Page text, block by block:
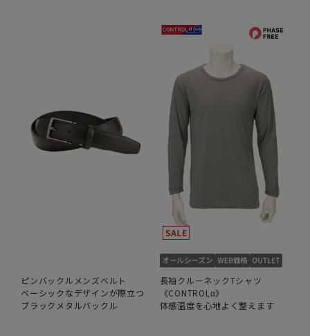
ピンバックルメンズベルト
ベーシックなデザインが際立つ
ブラックメタルバックル
長袖クルーネックTシャツ
《CONTROLα》
体感温度を心地よく整えます